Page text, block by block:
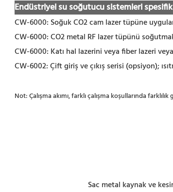
Endüstriyel su soğutucu sistemleri
CW-6000: Soğuk CO2 cam lazer tüpüne
CW-6000: CO2 metal RF lazer tüpünü
CW-6000: Katı hal lazerini veya fiber lazeri
CW-6002: Çift giriş ve çıkış serisi (opsiyon);
Not: Çalışma akımı, farklı çalışma koşullarında
Sac metal kaynak ve